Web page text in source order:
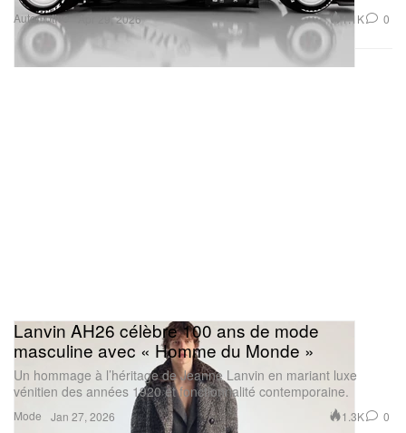
Automotive Apr 29, 2026
1.1K 0
Mode
Lanvin AH26 célèbre 100 ans de mode
masculine avec « Homme du Monde »
Un hommage à l’héritage de Jeanne Lanvin en mariant luxe
vénitien des années 1920 et fonctionnalité contemporaine.
Jan 27, 2026 1.3K 0